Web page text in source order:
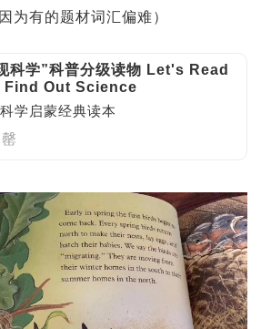
为有的题材词汇偏难）
科学”科普分级读物 Let's Read
Find Out Science
学启蒙经典读本